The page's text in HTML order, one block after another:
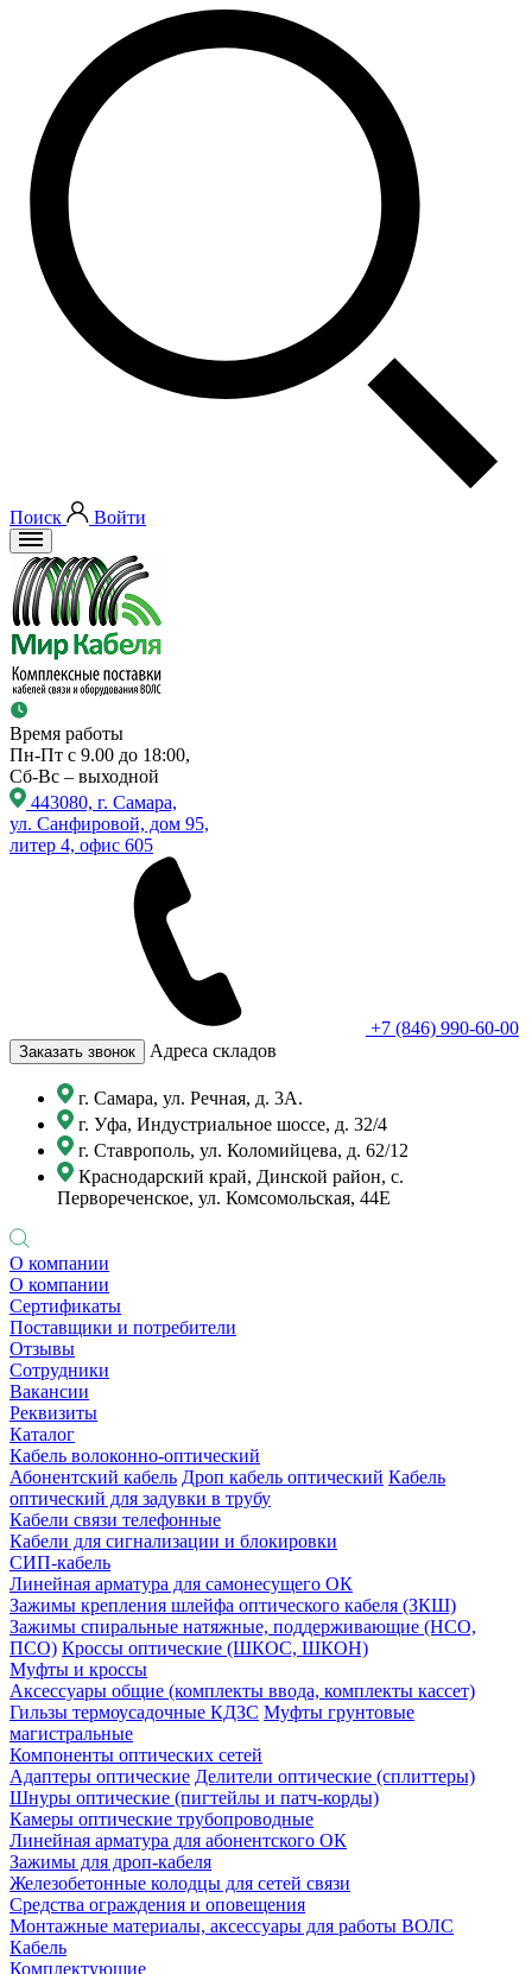
Поиск Войти
Время работы
Пн-Пт с 9.00 до 18:00,
Сб-Вс – выходной
443080, г. Самара,
ул. Санфировой, дом 95,
литер 4, офис 605
+7 (846) 990-60-00
Заказать звонок Адреса складов
г. Самара, ул. Речная, д. 3А.
г. Уфа, Индустриальное шоссе, д. 32/4
г. Ставрополь, ул. Коломийцева, д. 62/12
Краснодарский край, Динской район, с.
Первореченское, ул. Комсомольская, 44Е
О компании
О компании
Сертификаты
Поставщики и потребители
Отзывы
Сотрудники
Вакансии
Реквизиты
Каталог
Кабель волоконно-оптический
Абонентский кабель Дроп кабель оптический Кабель
оптический для задувки в трубу
Кабели связи телефонные
Кабели для сигнализации и блокировки
СИП-кабель
Линейная арматура для самонесущего ОК
Зажимы крепления шлейфа оптического кабеля (ЗКШ)
Зажимы спиральные натяжные, поддерживающие (НСО,
ПСО) Кроссы оптические (ШКОС, ШКОН)
Муфты и кроссы
Аксессуары общие (комплекты ввода, комплекты кассет)
Гильзы термоусадочные КДЗС Муфты грунтовые
магистральные
Компоненты оптических сетей
Адаптеры оптические Делители оптические (сплиттеры)
Шнуры оптические (пигтейлы и патч-корды)
Камеры оптические трубопроводные
Линейная арматура для абонентского ОК
Зажимы для дроп-кабеля
Железобетонные колодцы для сетей связи
Средства ограждения и оповещения
Монтажные материалы, аксессуары для работы ВОЛС
Кабель
Комплектующие